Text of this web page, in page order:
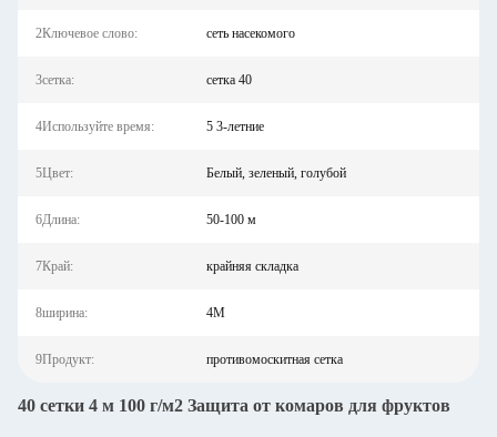
2Ключевое слово: сеть насекомого
3сетка: сетка 40
4Используйте время: 5 3-летние
5Цвет: Белый, зеленый, голубой
6Длина: 50-100 м
7Край: крайняя складка
8ширина: 4М
9Продукт: противомоскитная сетка
40 сетки 4 м 100 г/м2 Защита от комаров для фруктов